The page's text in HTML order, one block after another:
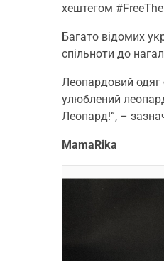
хештегом
Багато відомих
спільноти до
Леопардовий одяг
улюблений
Леопард!”, –
MamaRika